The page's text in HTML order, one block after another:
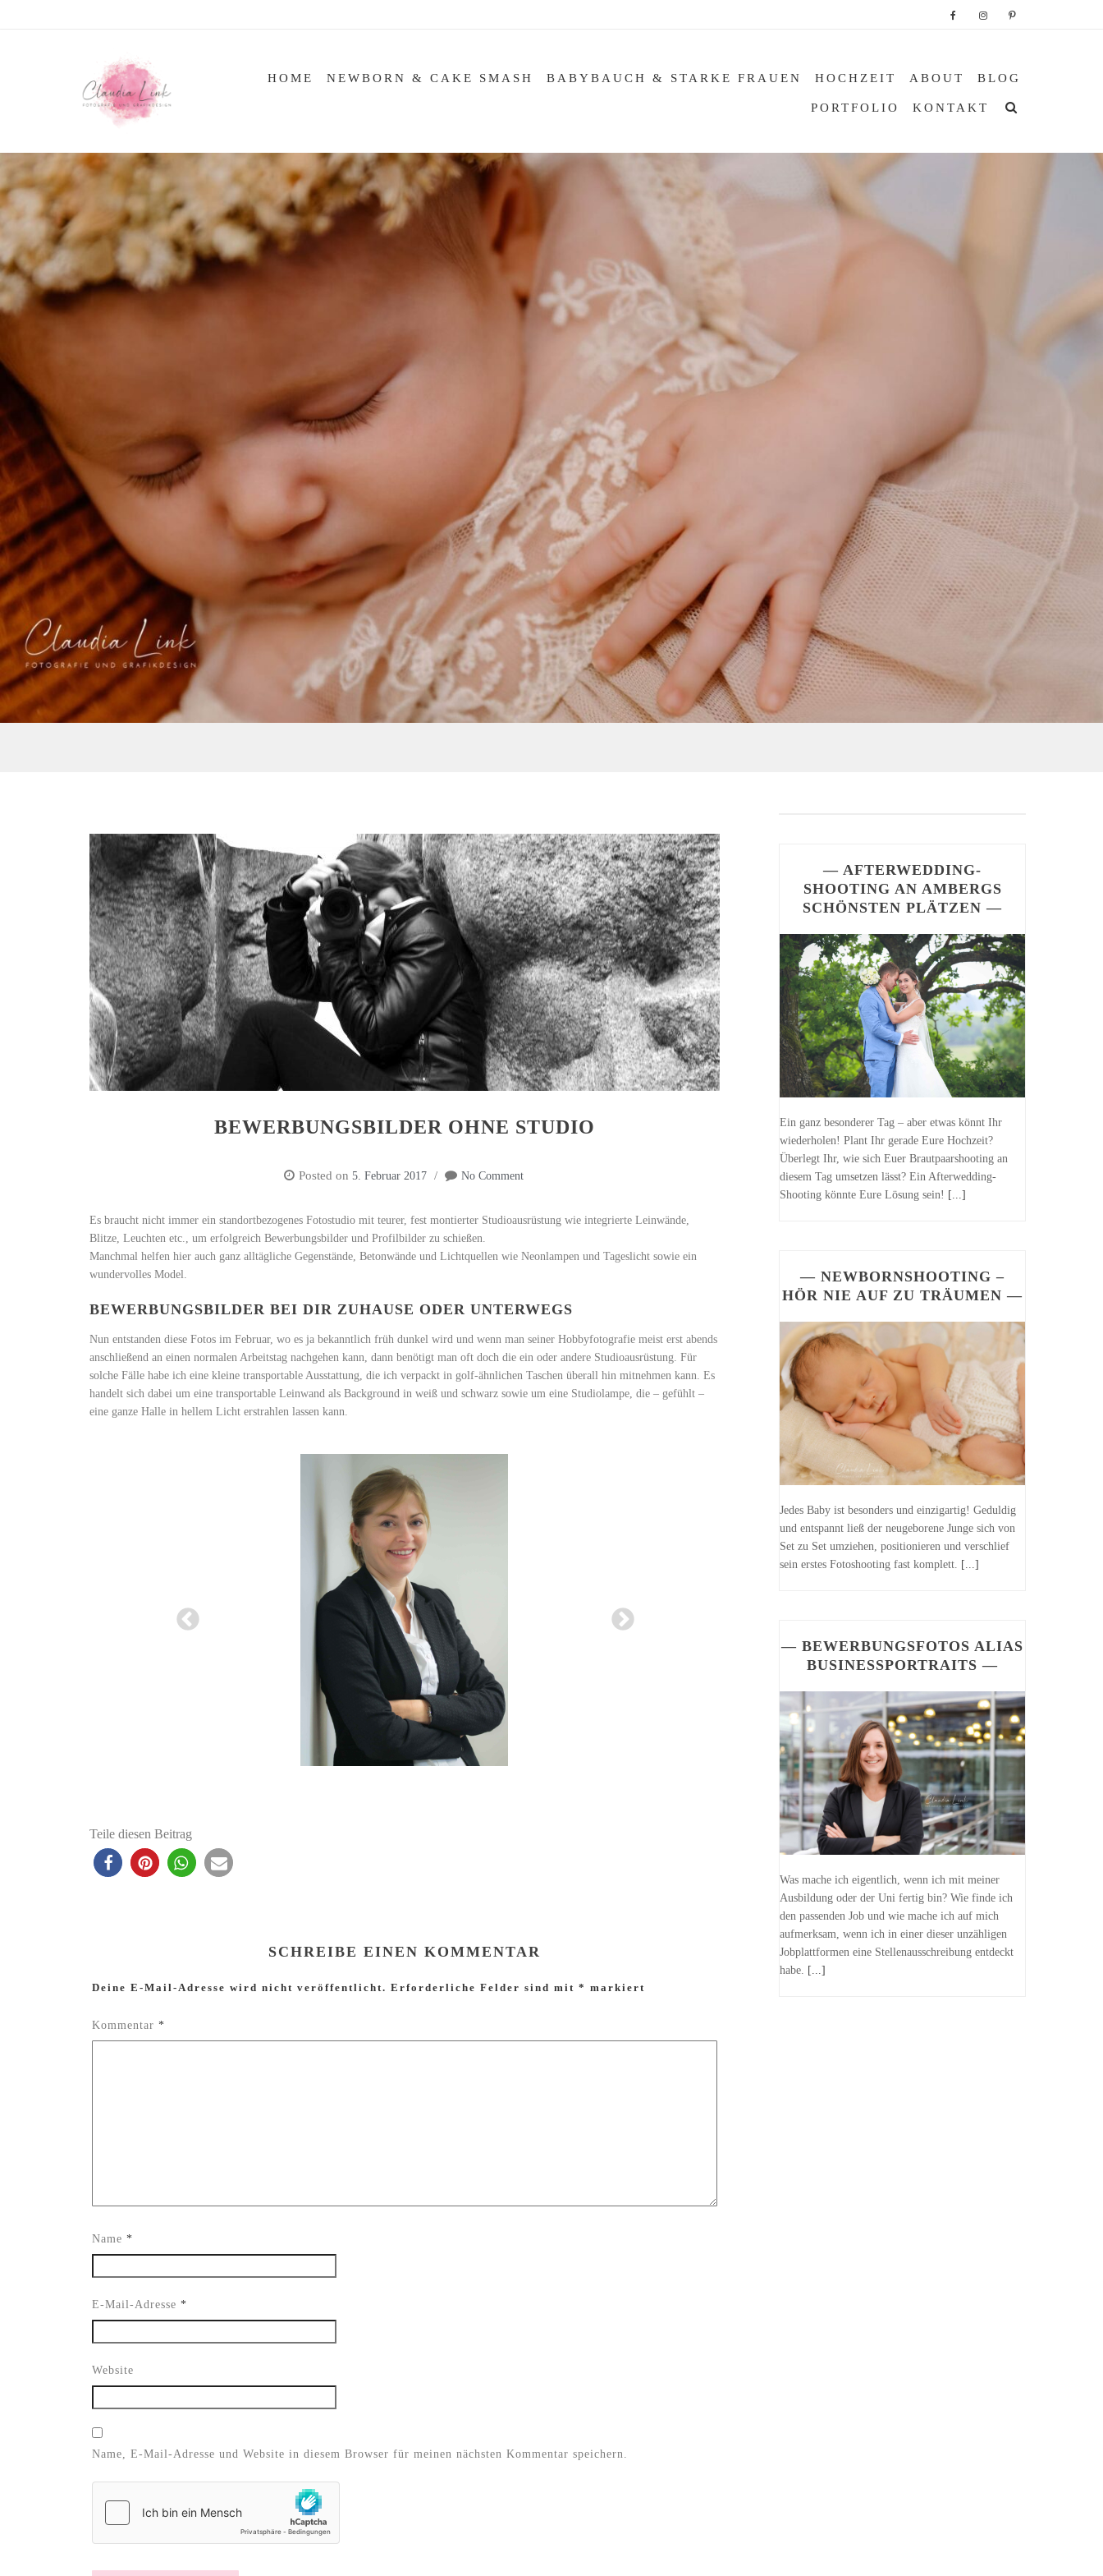
HOME NEWBORN & CAKE SMASH BABYBAUCH & STARKE FRAUEN HOCHZEIT ABOUT BLOG
PORTFOLIO KONTAKT
BEWERBUNGSBILDER OHNE STUDIO
Posted on5. Februar 2017 No Comment
Es braucht nicht immer ein standortbezogenes Fotostudio mit teurer, fest montierter Studioausrüstung wie integrierte Leinwände,
Blitze, Leuchten etc., um erfolgreich Bewerbungsbilder und Profilbilder zu schießen.
Manchmal helfen hier auch ganz alltägliche Gegenstände, Betonwände und Lichtquellen wie Neonlampen und Tageslicht sowie ein
wundervolles Model.
BEWERBUNGSBILDER BEI DIR ZUHAUSE ODER UNTERWEGS
Nun entstanden diese Fotos im Februar, wo es ja bekanntlich früh dunkel wird und wenn man seiner Hobbyfotografie meist erst abends
anschließend an einen normalen Arbeitstag nachgehen kann, dann benötigt man oft doch die ein oder andere Studioausrüstung. Für
solche Fälle habe ich eine kleine transportable Ausstattung, die ich verpackt in golf-ähnlichen Taschen überall hin mitnehmen kann. Es
handelt sich dabei um eine transportable Leinwand als Background in weiß und schwarz sowie um eine Studiolampe, die – gefühlt –
eine ganze Halle in hellem Licht erstrahlen lassen kann.
Teile diesen Beitrag
SCHREIBE EINEN KOMMENTAR
Deine E-Mail-Adresse wird nicht veröffentlicht. Erforderliche Felder sind mit* markiert
Kommentar*
Name*
E-Mail-Adresse*
Website
Name, E-Mail-Adresse und Website in diesem Browser für meinen nächsten Kommentar speichern.
— AFTERWEDDING-
SHOOTING AN AMBERGS
SCHÖNSTEN PLÄTZEN —
Ein ganz besonderer Tag – aber etwas könnt Ihr
wiederholen! Plant Ihr gerade Eure Hochzeit?
Überlegt Ihr, wie sich Euer Brautpaarshooting an
diesem Tag umsetzen lässt? Ein Afterwedding-
Shooting könnte Eure Lösung sein! [...]
— NEWBORNSHOOTING –
HÖR NIE AUF ZU TRÄUMEN —
Jedes Baby ist besonders und einzigartig! Geduldig
und entspannt ließ der neugeborene Junge sich von
Set zu Set umziehen, positionieren und verschlief
sein erstes Fotoshooting fast komplett. [...]
— BEWERBUNGSFOTOS ALIAS
BUSINESSPORTRAITS —
Was mache ich eigentlich, wenn ich mit meiner
Ausbildung oder der Uni fertig bin? Wie finde ich
den passenden Job und wie mache ich auf mich
aufmerksam, wenn ich in einer dieser unzähligen
Jobplattformen eine Stellenausschreibung entdeckt
habe. [...]